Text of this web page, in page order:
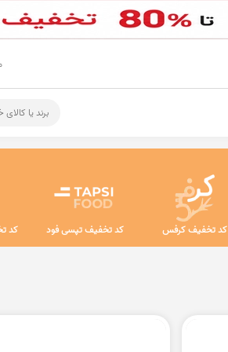
برند یا
کد تخفیف کرفس کد تخفیف تپسی فود کد